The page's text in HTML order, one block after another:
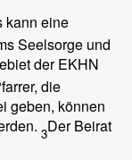
kann eine
Seelsorge und
der EKHN
die
geben, können
3Der Beirat